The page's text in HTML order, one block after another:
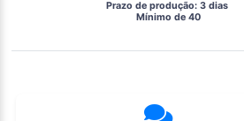
Prazo de produção: 3 dias
  Mínimo de 40